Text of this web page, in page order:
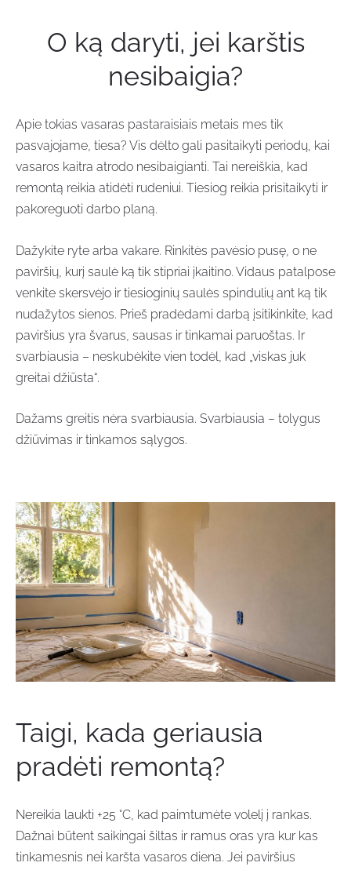
O ką daryti, jei karštis
nesibaigia?
Apie tokias vasaras pastaraisiais metais mes tik
pasvajojame, tiesa? Vis dėlto gali pasitaikyti periodų, kai
vasaros kaitra atrodo nesibaigianti. Tai nereiškia, kad
remontą reikia atidėti rudeniui. Tiesiog reikia prisitaikyti ir
pakoreguoti darbo planą.
Dažykite ryte arba vakare. Rinkitės pavėsio pusę, o ne
paviršių, kurį saulė ką tik stipriai įkaitino. Vidaus patalpose
venkite skersvėjo ir tiesioginių saulės spindulių ant ką tik
nudažytos sienos. Prieš pradėdami darbą įsitikinkite, kad
paviršius yra švarus, sausas ir tinkamai paruoštas. Ir
svarbiausia – neskubėkite vien todėl, kad „viskas juk
greitai džiūsta“.
Dažams greitis nėra svarbiausia. Svarbiausia – tolygus
džiūvimas ir tinkamos sąlygos.
Taigi, kada geriausia
pradėti remontą?
Nereikia laukti +25 °C, kad paimtumėte volelį į rankas.
Dažnai būtent saikingai šiltas ir ramus oras yra kur kas
tinkamesnis nei karšta vasaros diena. Jei paviršius